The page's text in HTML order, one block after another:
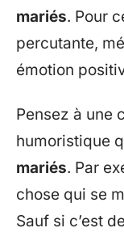
mariés. Pour
percutante,
émotion
Pensez à une
humoristique
mariés. Par
chose qui se
Sauf si c’est